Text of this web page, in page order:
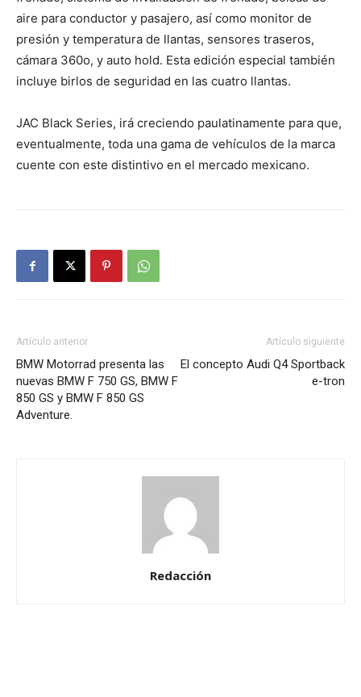
aire para conductor y pasajero, así como monitor de
presión y temperatura de llantas, sensores traseros,
cámara 360o, y auto hold. Esta edición especial también
incluye birlos de seguridad en las cuatro llantas.
JAC Black Series, irá creciendo paulatinamente para que,
eventualmente, toda una gama de vehículos de la marca
cuente con este distintivo en el mercado mexicano.
Artículo anterior
BMW Motorrad presenta las
nuevas BMW F 750 GS, BMW F
850 GS y BMW F 850 GS
Adventure.
Artículo siguiente
El concepto Audi Q4 Sportback
e-tron
Redacción